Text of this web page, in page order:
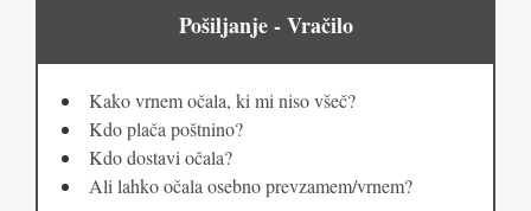
Pošiljanje - Vračilo
Kako vrnem očala, ki mi niso všeč?
Kdo plača poštnino?
Kdo dostavi očala?
Ali lahko očala osebno prevzamem/vrnem?